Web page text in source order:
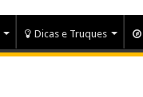
Dicas e Truques